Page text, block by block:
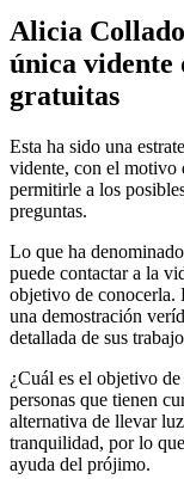
Alicia
única vidente
gratuitas
Esta ha sido una
vidente, con el motivo
permitirle a los
preguntas.
Lo que ha
puede contactar a la
objetivo de conocerla.
una demostración
detallada de sus
¿Cuál es el objetivo
personas que tienen
alternativa de llevar
tranquilidad, por lo
ayuda del prójimo.